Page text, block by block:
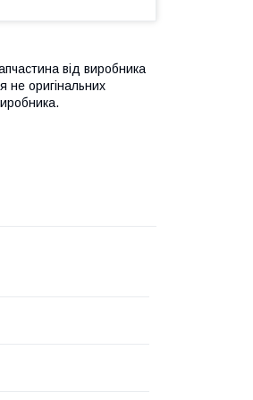
від виробника
не оригінальних